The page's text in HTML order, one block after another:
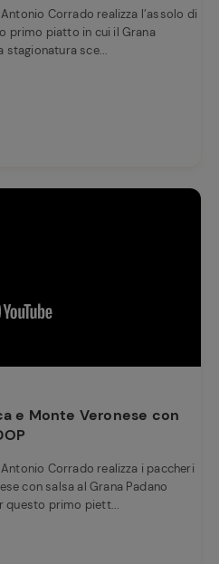
Corrado realizza l’assolo di
primo piatto in cui il Grana
stagionatura sce...
e Monte Veronese con
Corrado realizza i paccheri
con salsa al Grana Padano
questo primo piett...